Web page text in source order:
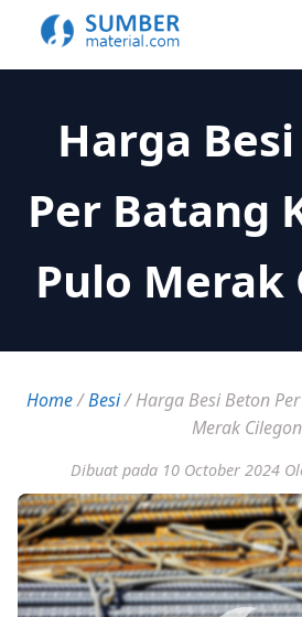
Harga
Per Batang
Pulo Merak
Home/Besi/Harga Besi Beton
Merak Cilegon
Dibuat pada 10 October 2024